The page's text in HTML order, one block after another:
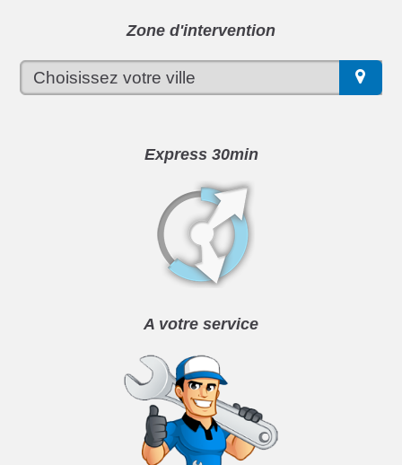
Zone d'intervention
Express 30min
A votre service